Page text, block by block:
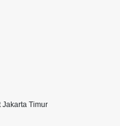
Jakarta Timur